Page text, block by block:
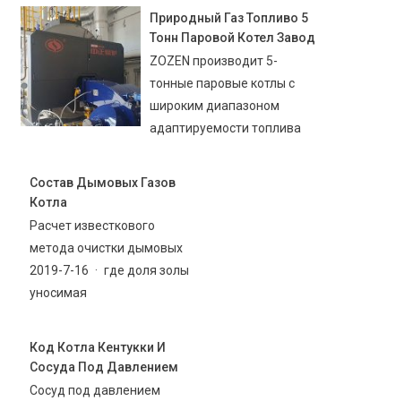
Природный Газ Топливо 5
Тонн Паровой Котел Завод
ZOZEN производит 5-
тонные паровые котлы с
широким диапазоном
адаптируемости топлива
Состав Дымовых Газов
Котла
Расчет известкового
метода очистки дымовых
2019-7-16 · где доля золы
уносимая
Код Котла Кентукки И
Сосуда Под Давлением
Сосуд под давлением